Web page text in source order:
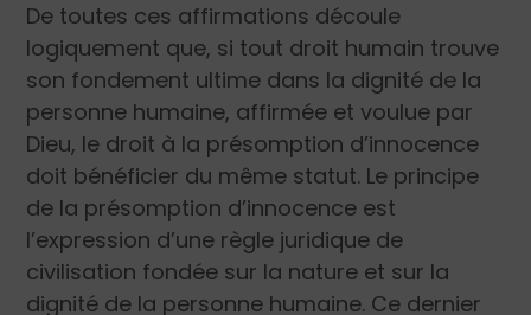
De toutes ces affirmations découle
logiquement que, si tout droit humain trouve
son fondement ultime dans la dignité de la
personne humaine, affirmée et voulue par
Dieu, le droit à la présomption d’innocence
doit bénéficier du même statut. Le principe
de la présomption d’innocence est
l’expression d’une règle juridique de
civilisation fondée sur la nature et sur la
dignité de la personne humaine. Ce dernier